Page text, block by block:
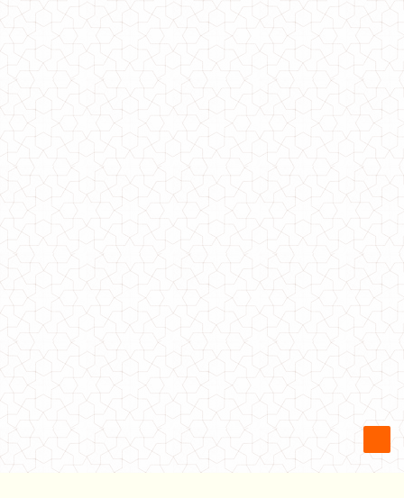
Коротка демісезонна куртка для повних
1000.00грн.
Коротка демісезонна куртка для повних дівчат
940.00грн.